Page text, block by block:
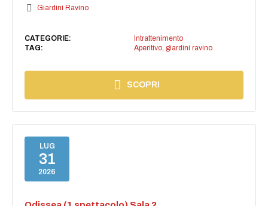
Giardini Ravino
CATEGORIE:
Intrattenimento
TAG:
Aperitivo, giardini ravino
SCOPRI
LUG
31
2026